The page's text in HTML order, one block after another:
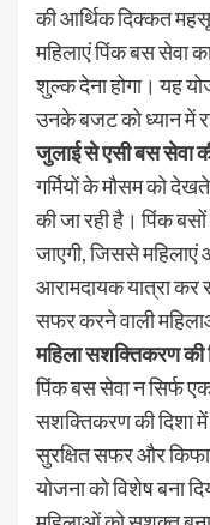
की आर्थिक दिक्कत
महिलाएं पिंक बस सेवा
शुल्क देना होगा। यह
उनके बजट को ध्यान में
जुलाई से एसी बस सेवा
गर्मियों के मौसम को
की जा रही है। पिंक
जाएगी, जिससे महिलाएं
आरामदायक यात्रा
सफर करने वाली
महिला सशक्तिकरण
पिंक बस सेवा न सिर्फ
सशक्तिकरण की दिशा
सुरक्षित सफर और
योजना को विशेष बना